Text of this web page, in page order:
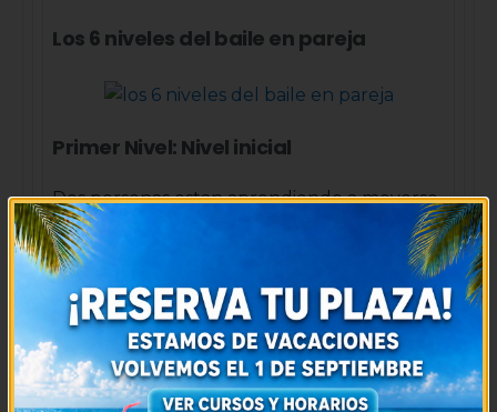
Los 6 niveles del baile en pareja
Primer Nivel: Nivel inicial
Dos personas estan aprendiendo a moverse
al unísono sin pisarse el uno al otro ni
hacerse daño. La preparación del cuerpo
para iniciar una carga de
trabajo más intensa.
Segundo Nivel: Pasos básicos y
variaciones